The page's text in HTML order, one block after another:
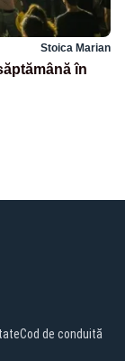
Stoica Marian
în
Cod de conduită